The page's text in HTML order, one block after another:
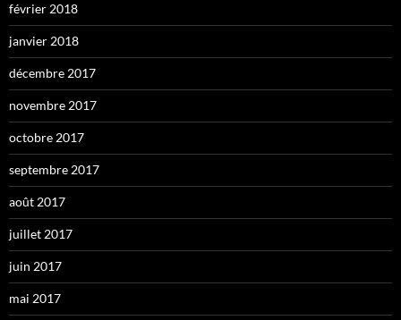
février 2018
janvier 2018
décembre 2017
novembre 2017
octobre 2017
septembre 2017
août 2017
juillet 2017
juin 2017
mai 2017